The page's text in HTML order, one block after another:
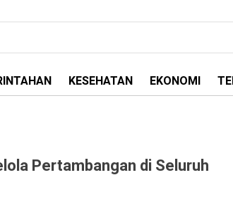
KESEHATAN EKONOMI
Pertambangan di Seluruh